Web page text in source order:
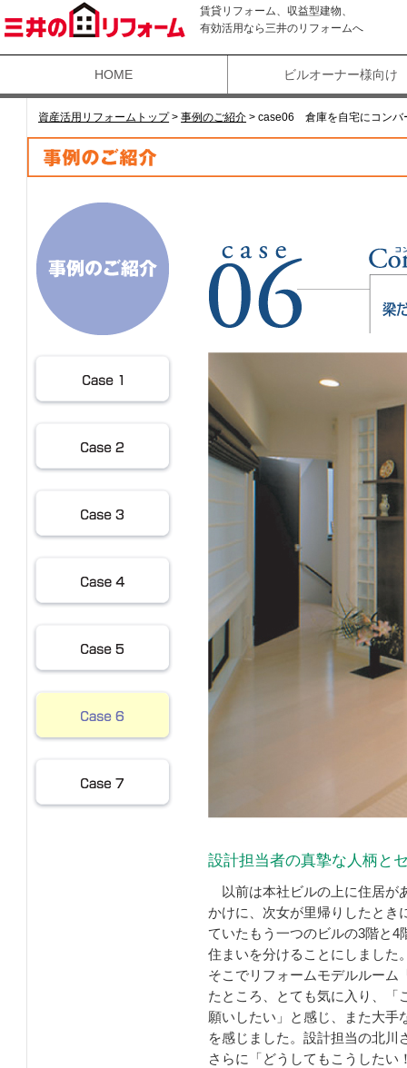
賃貸リフォーム、収益型建物、
有効活用なら三井のリフォームへ
HOME ビルオーナー様向け
資産活用リフォームトップ > 事例のご紹介 > case06 倉庫を自宅にコンバ
設計担当者の真摯な人柄と
以前は本社ビルの上に住居が
かけに、次女が里帰りしたとき
ていたもう一つのビルの3階と4
住まいを分けることにしました
そこでリフォームモデルルーム
たところ、とても気に入り、「
願いしたい」と感じ、また大手
を感じました。設計担当の北川
さらに「どうしてもこうしたい